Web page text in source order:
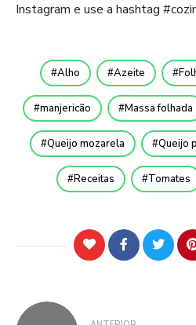
Instagram e use a hashtag
Alho Azeite
manjericão Massa folhada
Queijo mozarela Queijo
Receitas Tomates